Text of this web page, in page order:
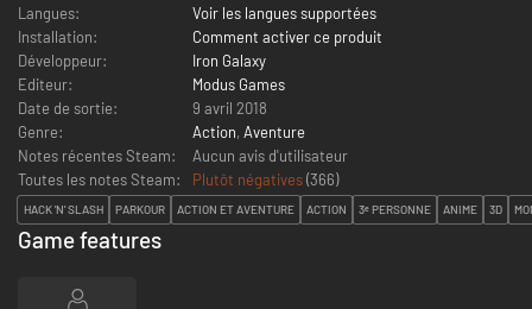
Langues:
Voir les langues supportées
Installation:
Comment activer ce produit
Développeur:
Iron Galaxy
Editeur:
Modus Games
Date de sortie:
9 avril 2018
Genre:
Action, Aventure
Notes récentes Steam:
Aucun avis d'utilisateur
Toutes les notes Steam:
Plutôt négatives(366)
HACK 'N' SLASH PARKOUR ACTION ET AVENTURE ACTION 3ᵉ PERSONNE ANIME 3D
Game features